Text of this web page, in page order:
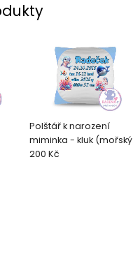
Polštář k narození
miminka - kluk (mořský
svět)
200 Kč